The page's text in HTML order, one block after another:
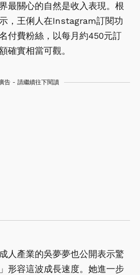
最關心的自然是收入表現。根
，王俐人在Instagram訂閱功
付費粉絲，以每月約450元訂
確實相當可觀。
告 - 請繼續往下閱讀
人產業的吳夢夢也公開表示驚
形容這波成長速度。她進一步